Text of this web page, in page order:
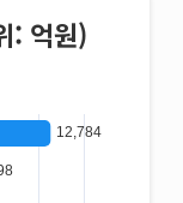
: 억원)